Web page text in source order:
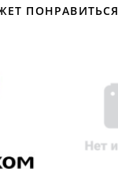
ПОНРАВИТЬСЯ